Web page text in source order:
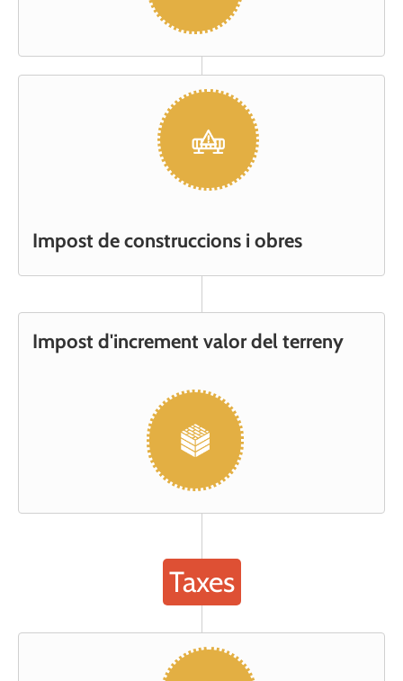
Impost de construccions i obres
Impost d'increment valor del terreny
Taxes